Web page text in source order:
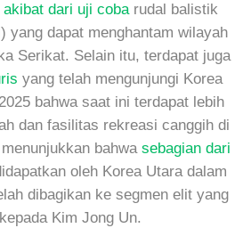
akibat dari uji cobarudal balistik
yang dapat menghantam wilayah
Serikat. Selain itu, terdapat juga
yang telah mengunjungi Korea
bahwa saat ini terdapat lebih
dan fasilitas rekreasi canggih di
bahwa sebagian dari
oleh Korea Utara dalam
dibagikan ke segmen elit yang
Kim Jong Un.